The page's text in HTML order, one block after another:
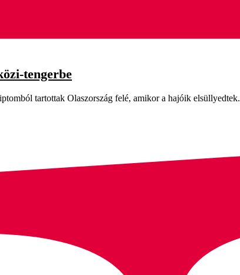
tengerbe
tartottak Olaszország felé, amikor a hajóik elsüllyedtek.